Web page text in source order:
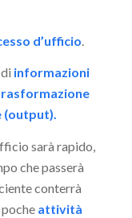
d’ufficio
informazioni
(output).
sarà rapido,
che passerà
conterrà
attività